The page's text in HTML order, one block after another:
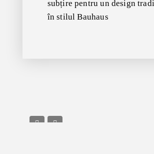
subțire pentru un design
în stilul Bauhaus